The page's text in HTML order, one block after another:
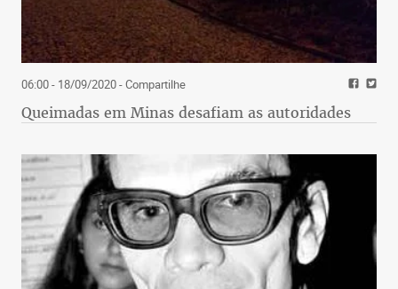
06:00 - 18/09/2020- Compartilhe
Queimadas em Minas desafiam as autoridades